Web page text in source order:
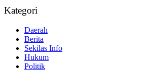
Kategori
Daerah
Berita
Sekilas Info
Hukum
Politik